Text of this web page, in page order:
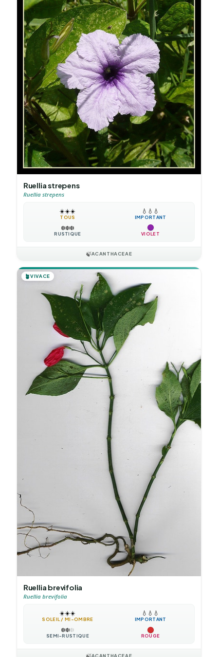
Ruellia strepens
Ruellia strepens
☀️☀️☀️
TOUS
💧 💧 💧
IMPORTANT
❄️❄️❄️
RUSTIQUE VIOLET
🍃ACANTHACEAE
🪴VIVACE
Ruellia brevifolia
Ruellia brevifolia
☀️☀️☀️
SOLEIL / MI-OMBRE
💧 💧 💧
IMPORTANT
❄️❄️❄️
SEMI-RUSTIQUE ROUGE
ACANTHACEAE